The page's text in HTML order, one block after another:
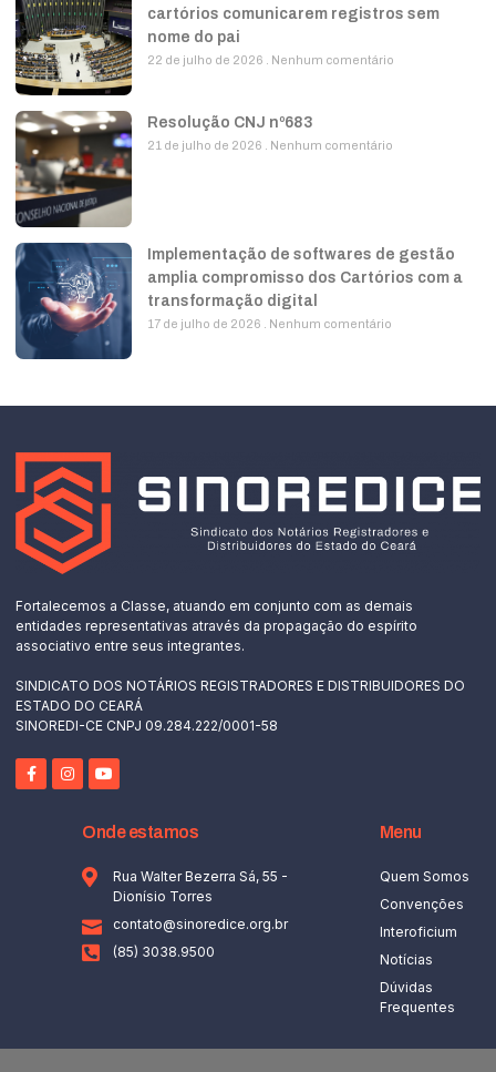
cartórios comunicarem registros sem
nome do pai
22 de julho de 2026 Nenhum comentário
Resolução CNJ nº683
21 de julho de 2026 Nenhum comentário
Implementação de softwares de gestão
amplia compromisso dos Cartórios com a
transformação digital
17 de julho de 2026 Nenhum comentário
Fortalecemos a Classe, atuando em conjunto com as demais
entidades representativas através da propagação do espírito
associativo entre seus integrantes.
SINDICATO DOS NOTÁRIOS REGISTRADORES E DISTRIBUIDORES DO
ESTADO DO CEARÁ
SINOREDI-CE CNPJ 09.284.222/0001-58
Onde estamos
Rua Walter Bezerra Sá, 55 -
Dionísio Torres
contato@sinoredice.org.br
(85) 3038.9500
Menu
Quem Somos
Convenções
Interoficium
Notícias
Dúvidas
Frequentes